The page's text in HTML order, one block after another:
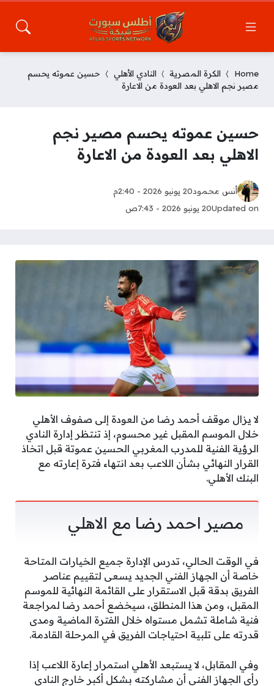
Home الكرة المصرية النادي الأهلي
حسين عموته يحسم
مصير نجم الاهلي بعد العودة من الاعارة
حسين عموته يحسم مصير نجم
الاهلي بعد العودة من الاعارة
أنس محمود20 يونيو 2026 - 2:40م
Updated on20 يونيو 2026 - 7:43ص
لا يزال موقف أحمد رضا من العودة إلى صفوف الأهلي
خلال الموسم المقبل غير محسوم، إذ تنتظر إدارة النادي
الرؤية الفنية للمدرب المغربي الحسين عموتة قبل اتخاذ
القرار النهائي بشأن اللاعب بعد انتهاء فترة إعارته مع
البنك الأهلي.
مصير احمد رضا مع الاهلي
في الوقت الحالي، تدرس الإدارة جميع الخيارات المتاحة
خاصة أن الجهاز الفني الجديد يسعى لتقييم عناصر
الفريق بدقة قبل الاستقرار على القائمة النهائية للموسم
المقبل، ومن هذا المنطلق، سيخضع أحمد رضا لمراجعة
فنية شاملة تشمل مستواه خلال الفترة الماضية ومدى
قدرته على تلبية احتياجات الفريق في المرحلة القادمة.
وفي المقابل، لا يستبعد الأهلي استمرار إعارة اللاعب إذا
رأى الجهاز الفني أن مشاركته بشكل أكبر خارج النادي